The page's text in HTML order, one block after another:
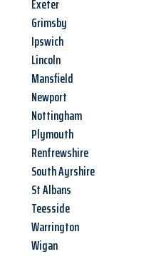
Exeter
Grimsby
Ipswich
Lincoln
Mansfield
Newport
Nottingham
Plymouth
Renfrewshire
South Ayrshire
St Albans
Teesside
Warrington
Wigan